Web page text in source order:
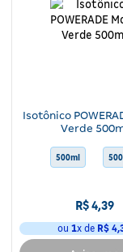
Isotônico
Verde
500ml
R$4,39
ou 1x de R$ 4,